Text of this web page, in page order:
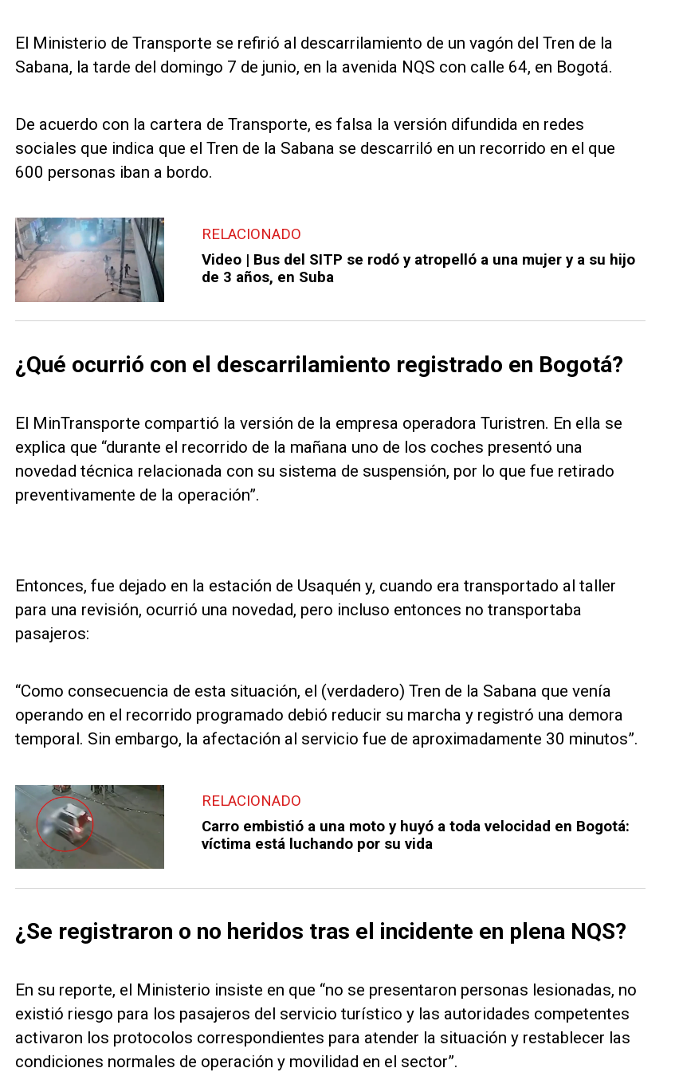
El Ministerio de Transporte se refirió al descarrilamiento de un vagón del Tren de la
Sabana, la tarde del domingo 7 de junio, en la avenida NQS con calle 64, en Bogotá.
De acuerdo con la cartera de Transporte, es falsa la versión difundida en redes
sociales que indica que el Tren de la Sabana se descarriló en un recorrido en el que
600 personas iban a bordo.
RELACIONADO
Video | Bus del SITP se rodó y atropelló a una mujer y a su hijo
de 3 años, en Suba
¿Qué ocurrió con el descarrilamiento registrado en Bogotá?
El MinTransporte compartió la versión de la empresa operadora Turistren. En ella se
explica que “durante el recorrido de la mañana uno de los coches presentó una
novedad técnica relacionada con su sistema de suspensión, por lo que fue retirado
preventivamente de la operación”.
Entonces, fue dejado en la estación de Usaquén y, cuando era transportado al taller
para una revisión, ocurrió una novedad, pero incluso entonces no transportaba
pasajeros:
“Como consecuencia de esta situación, el (verdadero) Tren de la Sabana que venía
operando en el recorrido programado debió reducir su marcha y registró una demora
temporal. Sin embargo, la afectación al servicio fue de aproximadamente 30 minutos”.
RELACIONADO
Carro embistió a una moto y huyó a toda velocidad en Bogotá:
víctima está luchando por su vida
¿Se registraron o no heridos tras el incidente en plena NQS?
En su reporte, el Ministerio insiste en que “no se presentaron personas lesionadas, no
existió riesgo para los pasajeros del servicio turístico y las autoridades competentes
activaron los protocolos correspondientes para atender la situación y restablecer las
condiciones normales de operación y movilidad en el sector”.